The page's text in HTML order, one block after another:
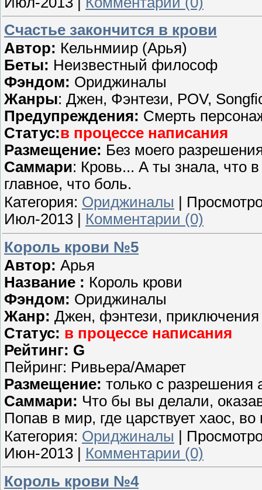
Счастье закончится в крови
Автор: Кельнмиир (Арья)
Беты: Неизвестный философ
Фэндом: Ориджиналы
Жанры: Джен, Фэнтези, POV,
Предупреждения: Смерть
Статус:в процессе написания
Размещение: Без моего
Саммари: Кровь... А ты знала, что
главное, что боль.
Категория: Ориджиналы |
Июл-2013
Комментарии (0)
Король крови №5
Автор: Арья
Название : Король крови
Фэндом: Ориджиналы
Жанр: Джен, фэнтези, приключения
Статус: в процессе написания
Рейтинг: G
Пейринг: Ривьера/Амарет
Размещение: только с разрешения
Саммари: Что бы вы делали,
Попав в мир, где царствует хаос,
Категория: Ориджиналы |
Июн-2013
Комментарии (0)
Король крови №4